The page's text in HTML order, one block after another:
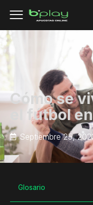
Cómo se
el fútbol
Septiembre 25,
Glosario